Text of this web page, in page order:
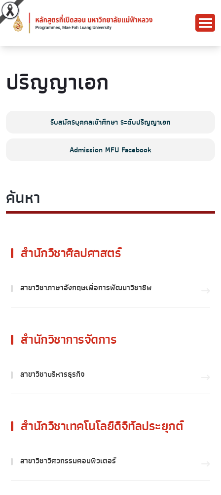
ปริญญาเอก
รับสมัครบุคคลเข้าศึกษา ระดับปริญญาเอก
Admission MFU Facebook
ค้นหา
สำนักวิชาศิลปศาสตร์
สาขาวิชาภาษาอังกฤษเพื่อการพัฒนาวิชาชีพ
สำนักวิชาการจัดการ
สาขาวิชาบริหารธุรกิจ
สำนักวิชาเทคโนโลยีดิจิทัลประยุกต์
สาขาวิชาวิศวกรรมคอมพิวเตอร์